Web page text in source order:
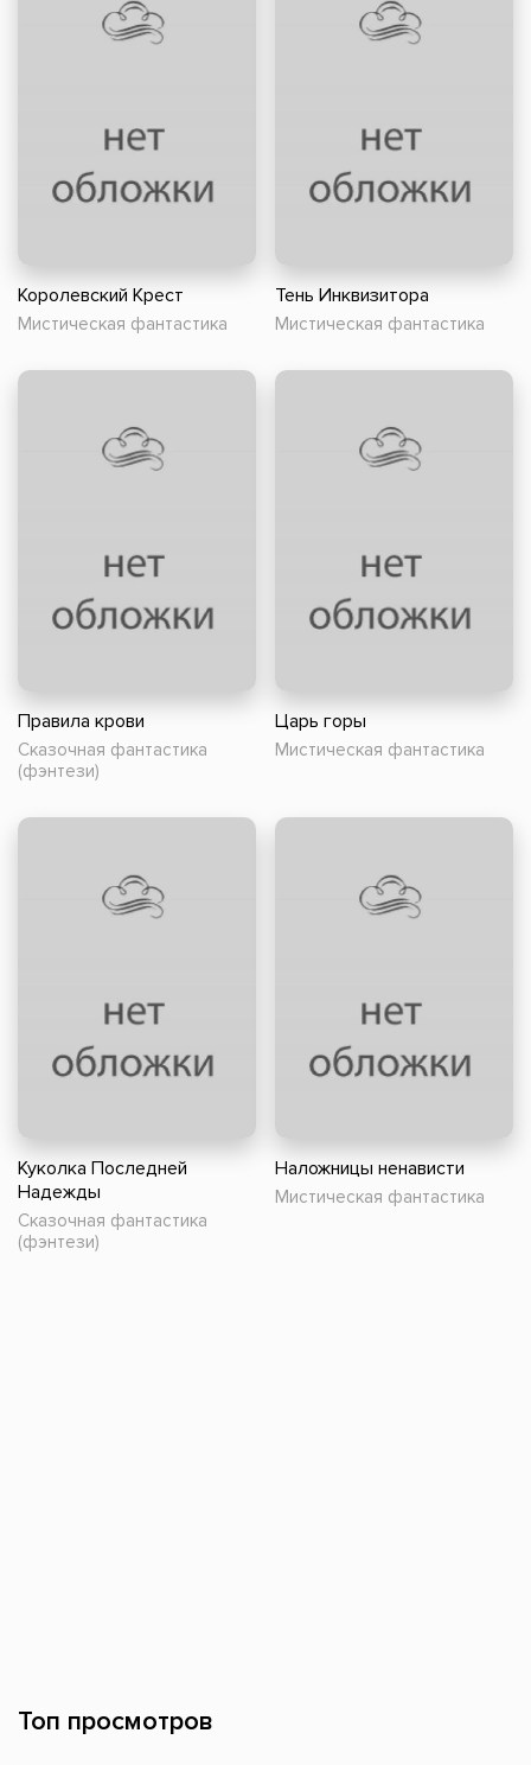
Королевский Крест
Мистическая фантастика
Тень Инквизитора
Мистическая фантастика
Правила крови
Сказочная фантастика
(фэнтези)
Царь горы
Мистическая фантастика
Куколка Последней
Надежды
Сказочная фантастика
(фэнтези)
Наложницы ненависти
Мистическая фантастика
Топ просмотров